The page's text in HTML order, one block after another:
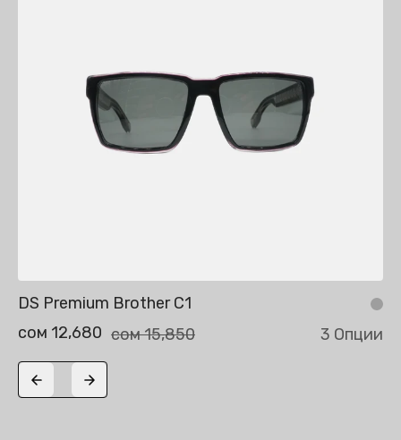
DS Premium Brother C1
сом 12,680 сом 15,850 3 Опции
Previous slide
Next slide